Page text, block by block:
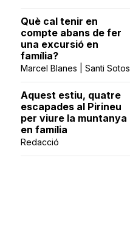
Què cal tenir en
compte abans de fer
una excursió en
família?
Marcel Blanes | Santi Sotos
Aquest estiu, quatre
escapades al Pirineu
per viure la muntanya
en família
Redacció